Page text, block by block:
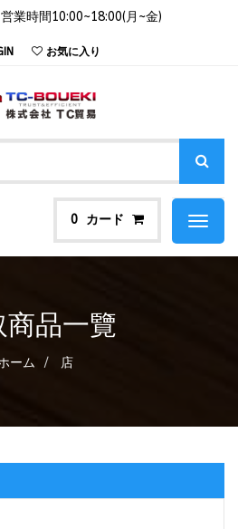
業時間10:00~18:00(月~金)
お気に入り
0 カード
Toggle
商品一覽
ーム 店